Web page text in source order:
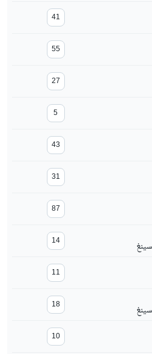
41
55
27
5
43
31
87
14
11
18
10